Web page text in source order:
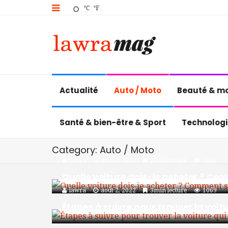
°C °F
Actualité Auto / Moto Beauté &
Santé & bien-être & Sport
Category: Auto / Moto
lawra août 2, 2022 3min lecture 1069